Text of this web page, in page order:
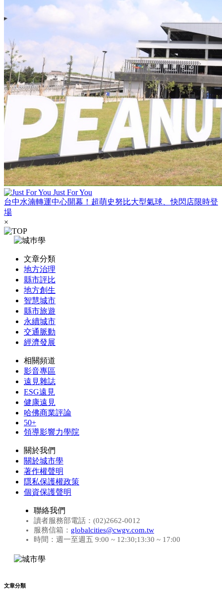
Just For You
台中水湳轉運中心開幕！超萌史努比大型氣球、快閃店限時登
場
×
文章分類
地方治理
縣市評比
地方創生
智慧城市
縣市旅遊
永續城市
交通脈動
經濟發展
相關頻道
影音專區
遠見雜誌
ESG遠見
健康遠見
哈佛商業評論
50+
領導影響力學院
關於我們
關於城市學
著作權聲明
隱私保護權政策
個資保護聲明
聯絡我們
讀者服務部電話：(02)2662-0012
服務信箱： globalcities@cwgv.com.tw
時間：週一至週五 9:00 ~ 12:30;13:30 ~ 17:00
文章分類